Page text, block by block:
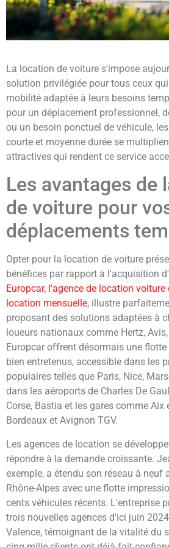
La location de voiture s'impose
solution privilégiée pour tous ceux
mobilité adaptée à leurs besoins
pour un déplacement professionnel,
ou un besoin ponctuel de véhicule,
courte et moyenne durée se
attractives qui rendent ce service
Les avantages de
de voiture pour
déplacements
Opter pour la location de voiture
bénéfices par rapport à l'acquisition
Europcar, l'agence de location voiture
location mensuelle, illustre
proposant des solutions adaptées à
loueurs nationaux comme Hertz,
Europcar offrent désormais une
bien entretenus, accessible dans les
populaires telles que Paris, Nice,
dans les aéroports de Charles De
Corse, Bastia et les gares comme Aix
Bordeaux et Avignon TGV.
Les agences de location se
répondre à la demande croissante.
exemple, a étendu son réseau à neuf
Rhône-Alpes avec une flotte
cents véhicules récents. L'entreprise
trois nouvelles agences d'ici juin
Valence, témoignant de la vitalité du